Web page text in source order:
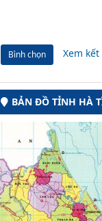
Bình chọn Xem
BẢN ĐỒ TỈNH HÀ